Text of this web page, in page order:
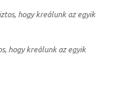
hogy kreálunk az egyik